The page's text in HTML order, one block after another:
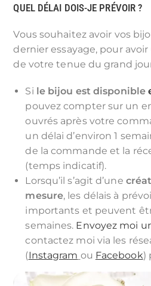
QUEL DÉLAI DOIS-JE PRÉVOIR ?
Vous souhaitez avoir vos
dernier essayage, pour
de votre tenue du grand
Si le bijou est disponible
pouvez compter sur un
ouvrés après votre
un délai d’environ 1
de la commande et la
(temps indicatif).
Lorsqu’il s’agit d’une
mesure, les délais à
importants et peuvent
semaines. Envoyez moi
contactez moi via les
(Instagram ou Facebook)